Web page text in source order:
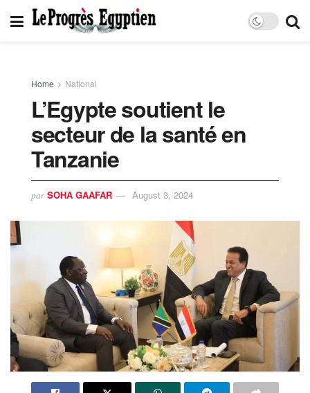
Home National
L’Egypte soutient le
secteur de la santé en
Tanzanie
par SOHA GAAFAR August 3, 2024